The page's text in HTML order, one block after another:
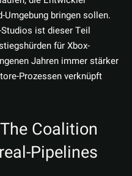
bringen sollen.
ist dieser Teil
für Xbox-
Jahren immer stärker
Prozessen verknüpft
Coalition
Pipelines